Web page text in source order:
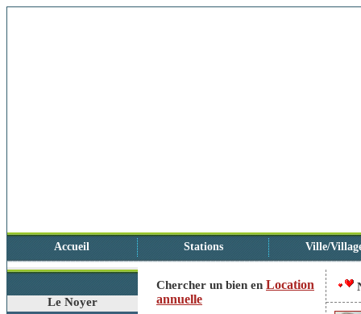
Accueil Stations Ville/
Le Noyer
Chercher un bien en Location
annuelle